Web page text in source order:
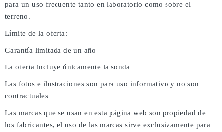
para un uso frecuente tanto en laboratorio como sobre el
terreno.
Límite de la oferta:
Garantía limitada de un año
La oferta incluye únicamente la sonda
Las fotos e ilustraciones son para uso informativo y no son
contractuales
Las marcas que se usan en esta página web son propiedad de
los fabricantes, el uso de las marcas sirve exclusivamente para